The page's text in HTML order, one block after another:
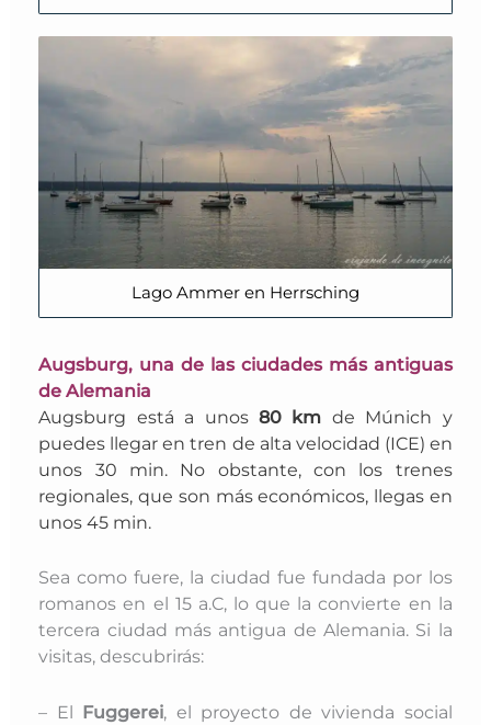
Lago Ammer en Herrsching
Augsburg, una de las ciudades más antiguas
de Alemania
Augsburg está a unos 80 km de Múnich y
puedes llegar en tren de alta velocidad (ICE) en
unos 30 min. No obstante, con los trenes
regionales, que son más económicos, llegas en
unos 45 min.
Sea como fuere, la ciudad fue fundada por los
romanos en el 15 a.C, lo que la convierte en la
tercera ciudad más antigua de Alemania. Si la
visitas, descubrirás:
– El Fuggerei, el proyecto de vivienda social